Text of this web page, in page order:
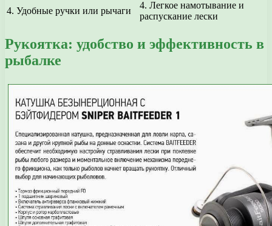
4. Удобные ручки или рычаги
4. Легкое намотывание и
распускание лески
Рукоятка: удобство и эффективность в
рыбалке